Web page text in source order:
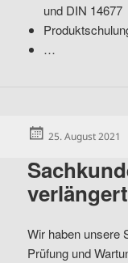
und DIN 14677
…
Posted
25. August 2021
verlängert
Wir haben unsere
Prüfung und